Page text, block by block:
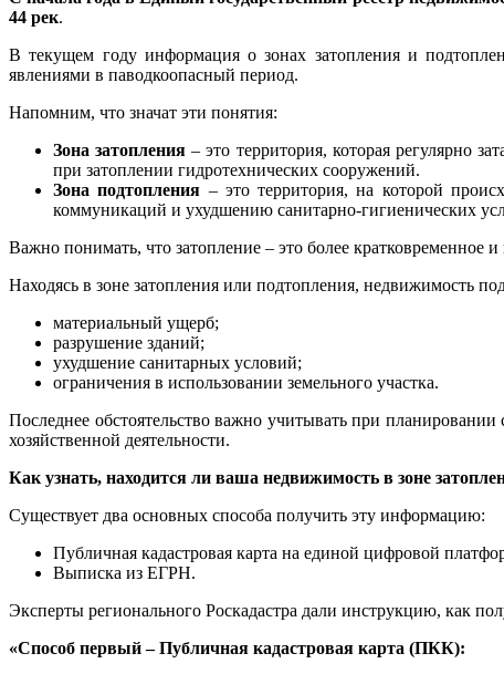
44 рек.
В текущем году информация о зонах затопления и
явлениями в паводкоопасный период.
Напомним, что значат эти понятия:
Зона затопления– это территория, которая регулярно
при затоплении гидротехнических сооружений.
Зона подтопления – это территория, на которой
коммуникаций и ухудшению санитарно-гигиенических
Важно понимать, что затопление – это более кратковременное
Находясь в зоне затопления или подтопления, недвижимость
материальный ущерб;
разрушение зданий;
ухудшение санитарных условий;
ограничения в использовании земельного участка.
Последнее обстоятельство важно учитывать при планировании
хозяйственной деятельности.
Как узнать, находится ли ваша недвижимость в зоне
Существует два основных способа получить эту информацию:
Публичная кадастровая карта на единой цифровой
Выписка из ЕГРН.
Эксперты регионального Роскадастра дали инструкцию, как
«Способ первый – Публичная кадастровая карта (ПКК):